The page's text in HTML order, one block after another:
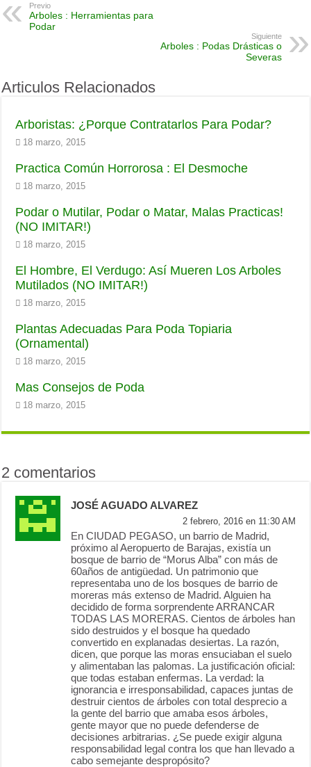
Previo
Arboles : Herramientas para
Podar
Siguiente
Arboles : Podas Drásticas o
Severas
Articulos Relacionados
Arboristas: ¿Porque Contratarlos Para Podar?
18 marzo, 2015
Practica Común Horrorosa : El Desmoche
18 marzo, 2015
Podar o Mutilar, Podar o Matar, Malas Practicas!
(NO IMITAR!)
18 marzo, 2015
El Hombre, El Verdugo: Así Mueren Los Arboles
Mutilados (NO IMITAR!)
18 marzo, 2015
Plantas Adecuadas Para Poda Topiaria
(Ornamental)
18 marzo, 2015
Mas Consejos de Poda
18 marzo, 2015
2 comentarios
JOSÉ AGUADO ALVAREZ
2 febrero, 2016 en 11:30 AM
En CIUDAD PEGASO, un barrio de Madrid,
próximo al Aeropuerto de Barajas, existía un
bosque de barrio de “Morus Alba” con más de
60años de antigüedad. Un patrimonio que
representaba uno de los bosques de barrio de
moreras más extenso de Madrid. Alguien ha
decidido de forma sorprendente ARRANCAR
TODAS LAS MORERAS. Cientos de árboles han
sido destruidos y el bosque ha quedado
convertido en explanadas desiertas. La razón,
dicen, que porque las moras ensuciaban el suelo
y alimentaban las palomas. La justificación oficial:
que todas estaban enfermas. La verdad: la
ignorancia e irresponsabilidad, capaces juntas de
destruir cientos de árboles con total desprecio a
la gente del barrio que amaba esos árboles,
gente mayor que no puede defenderse de
decisiones arbitrarias. ¿Se puede exigir alguna
responsabilidad legal contra los que han llevado a
cabo semejante despropósito?